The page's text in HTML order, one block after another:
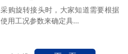
采购旋转接头时，大家知道需要根据
使用工况参数来确定具...